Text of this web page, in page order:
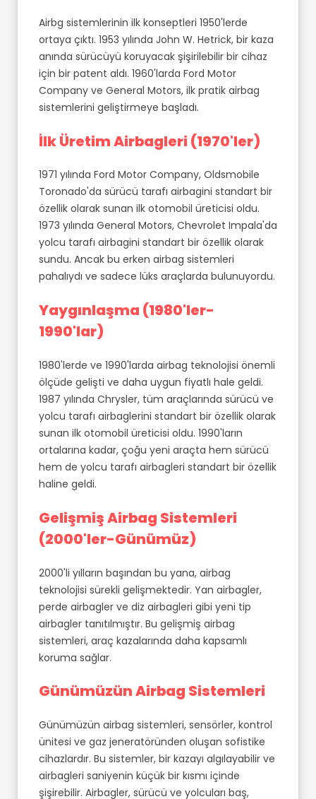
Airbg sistemlerinin ilk konseptleri 1950'lerde
ortaya çıktı. 1953 yılında John W. Hetrick, bir kaza
anında sürücüyü koruyacak şişirilebilir bir cihaz
için bir patent aldı. 1960'larda Ford Motor
Company ve General Motors, ilk pratik airbag
sistemlerini geliştirmeye başladı.
İlk Üretim Airbagleri (1970'ler)
1971 yılında Ford Motor Company, Oldsmobile
Toronado'da sürücü tarafı airbagini standart bir
özellik olarak sunan ilk otomobil üreticisi oldu.
1973 yılında General Motors, Chevrolet Impala'da
yolcu tarafı airbagini standart bir özellik olarak
sundu. Ancak bu erken airbag sistemleri
pahalıydı ve sadece lüks araçlarda bulunuyordu.
Yaygınlaşma (1980'ler-
1990'lar)
1980'lerde ve 1990'larda airbag teknolojisi önemli
ölçüde gelişti ve daha uygun fiyatlı hale geldi.
1987 yılında Chrysler, tüm araçlarında sürücü ve
yolcu tarafı airbaglerini standart bir özellik olarak
sunan ilk otomobil üreticisi oldu. 1990'ların
ortalarına kadar, çoğu yeni araçta hem sürücü
hem de yolcu tarafı airbagleri standart bir özellik
haline geldi.
Gelişmiş Airbag Sistemleri
(2000'ler-Günümüz)
2000'li yılların başından bu yana, airbag
teknolojisi sürekli gelişmektedir. Yan airbagler,
perde airbagler ve diz airbagleri gibi yeni tip
airbagler tanıtılmıştır. Bu gelişmiş airbag
sistemleri, araç kazalarında daha kapsamlı
koruma sağlar.
Günümüzün Airbag Sistemleri
Günümüzün airbag sistemleri, sensörler, kontrol
ünitesi ve gaz jeneratöründen oluşan sofistike
cihazlardır. Bu sistemler, bir kazayı algılayabilir ve
airbagleri saniyenin küçük bir kısmı içinde
şişirebilir. Airbagler, sürücü ve yolcuları baş,